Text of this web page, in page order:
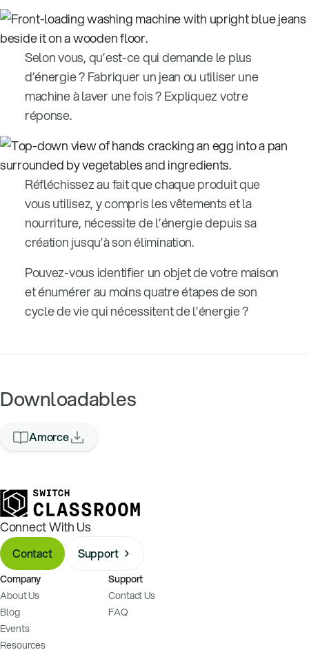
Selon vous, qu’est-ce qui demande le plus
d’énergie ? Fabriquer un jean ou utiliser une
machine à laver une fois ? Expliquez votre
réponse.
Réfléchissez au fait que chaque produit que
vous utilisez, y compris les vêtements et la
nourriture, nécessite de l’énergie depuis sa
création jusqu’à son élimination.
Pouvez-vous identifier un objet de votre maison
et énumérer au moins quatre étapes de son
cycle de vie qui nécessitent de l’énergie ?
Downloadables
Amorce
Connect With Us
Contact Support
Company
About Us
Blog
Events
Resources
Support
Contact Us
FAQ